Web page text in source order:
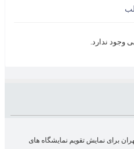
وجود ندارد.
برای نمایش تقویم نمایشگاه های